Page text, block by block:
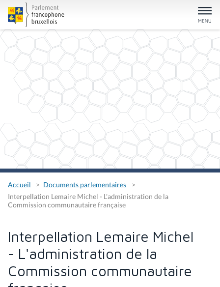
Accueil
Documents parlementaires
Interpellation Lemaire Michel - L'administration de la
Commission communautaire française
Interpellation Lemaire Michel
- L'administration de la
Commission communautaire